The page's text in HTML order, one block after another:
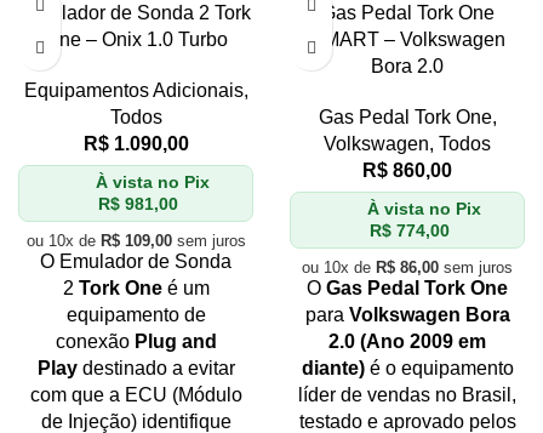
Emulador de Sonda 2 Tork
One – Onix 1.0 Turbo
Equipamentos Adicionais,
Todos
R$1.090,00
À vista no Pix
R$ 981,00
ou 10x de R$109,00sem juros
O Emulador de Sonda
2 Tork One é um
equipamento de
conexão Plug and
Playdestinado a evitar
com que a ECU (Módulo
de Injeção) identifique
Gas Pedal Tork One
SMART – Volkswagen
Bora 2.0
Gas Pedal Tork One,
Volkswagen, Todos
R$ 860,00
À vista no Pix
R$ 774,00
ou 10x de R$ 86,00 sem juros
O Gas Pedal Tork One
para Volkswagen Bora
2.0 (Ano 2009 em
diante) é o equipamento
líder de vendas no Brasil,
testado e aprovado pelos